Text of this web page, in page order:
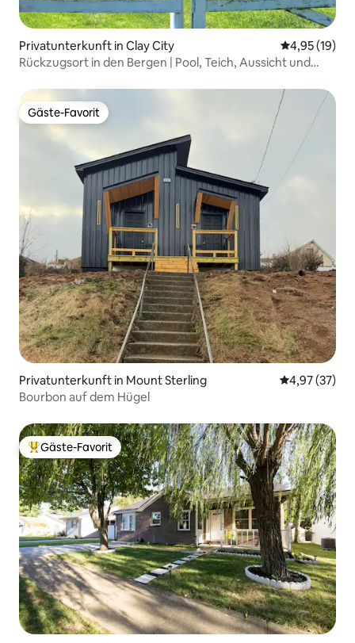
Privatunterkunft in Clay City
4,95 (19)
Rückzugsort in den Bergen | Pool, Teich, Aussicht und
Gäste-Favorit
Gäste-Favorit
Privatunterkunft in Mount Sterling
4,97 (37)
Bourbon auf dem Hügel
Beliebter Gäste-Favorit.
Gäste-Favorit